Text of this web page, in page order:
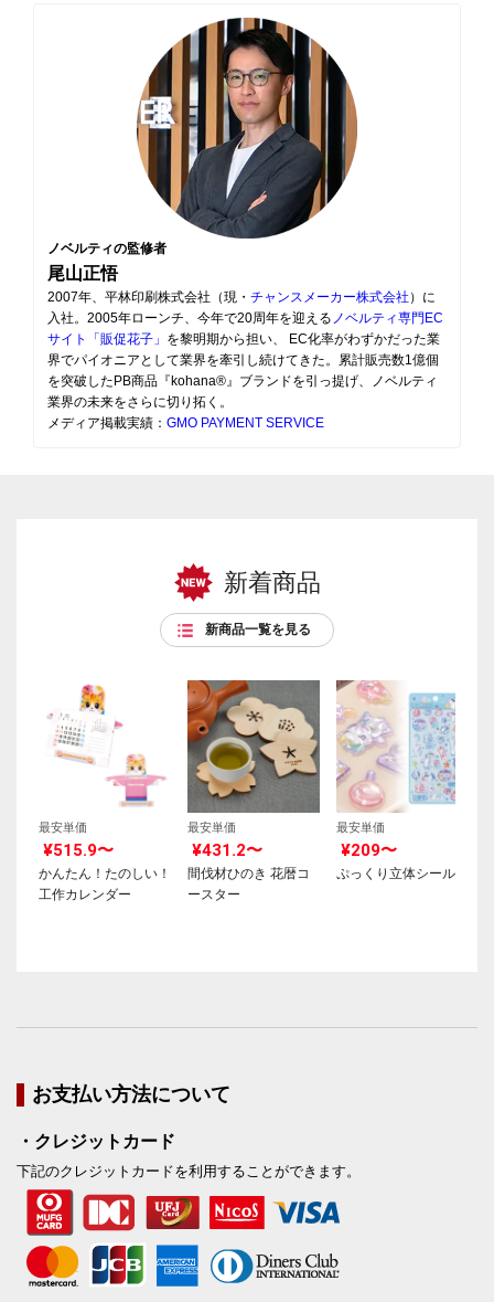
ノベルティの監修者
尾山正悟
2007年、平林印刷株式会社（現・ チャンスメーカー株式会社 ）に
入社。2005年ローンチ、今年で20周年を迎える ノベルティ専門EC
サイト「販促花子」 を黎明期から担い、 EC化率がわずかだった業
界でパイオニアとして業界を牽引し続けてきた。累計販売数1億個
を突破したPB商品『kohana®』ブランドを引っ提げ、ノベルティ
業界の未来をさらに切り拓く。
メディア掲載実績： GMO PAYMENT SERVICE
新着商品
新商品一覧を見る
最安単価
¥515.9〜
かんたん！たのしい！
工作カレンダー
最安単価
¥431.2〜
間伐材ひのき 花暦コ
ースター
最安単価
¥209〜
ぷっくり立体シール
お支払い方法について
・クレジットカード
下記のクレジットカードを利用することができます。